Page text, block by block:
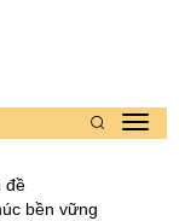
đề
bền vững